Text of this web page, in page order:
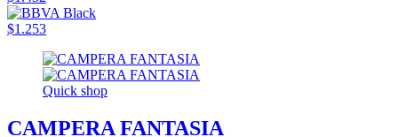
$1.253
Quick shop
CAMPERA FANTASIA